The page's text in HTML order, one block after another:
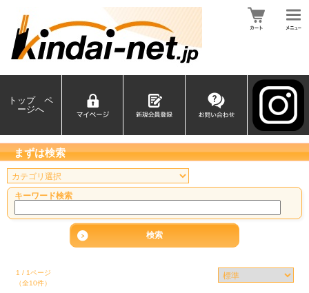
トップ ペ
ージへ
まずは検索
キーワード検索
1 / 1ページ
（全10件）